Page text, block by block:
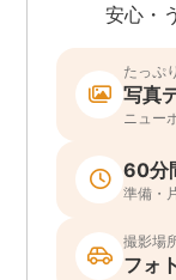
安心・
たっぷ
写真
ニュー
60分
準備・
撮影場
フォ